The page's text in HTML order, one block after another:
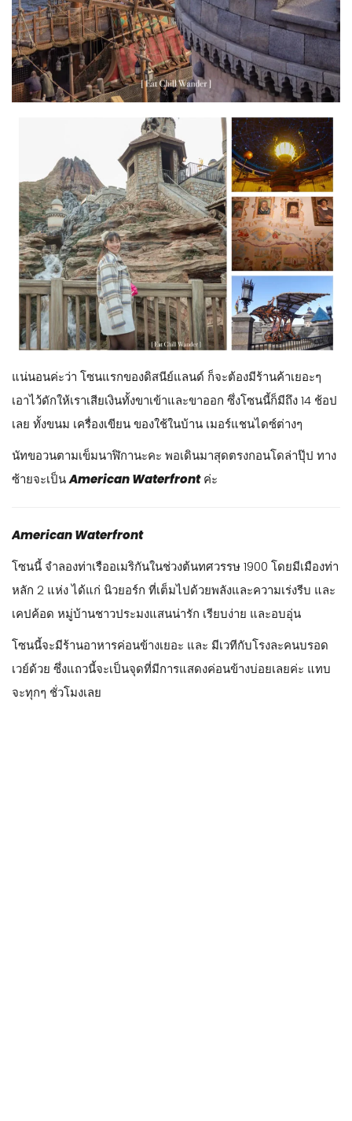
สุดท้ายFortress Explorationsป้อมปราการที่อยู่ติดกับภูเขา ตรง
นี้ เป็นแนว Walk-through แต่มีลูกเล่น มีรายละเอียดเยอะมาก ทำ
สวยมากๆ